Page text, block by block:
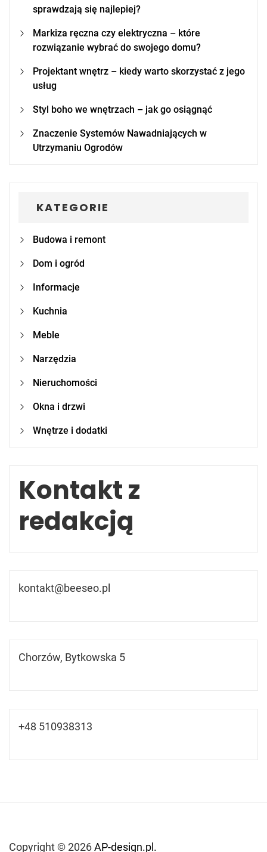
sprawdzają się najlepiej?
Markiza ręczna czy elektryczna – które
rozwiązanie wybrać do swojego domu?
Projektant wnętrz – kiedy warto skorzystać z jego
usług
Styl boho we wnętrzach – jak go osiągnąć
Znaczenie Systemów Nawadniających w
Utrzymaniu Ogrodów
KATEGORIE
Budowa i remont
Dom i ogród
Informacje
Kuchnia
Meble
Narzędzia
Nieruchomości
Okna i drzwi
Wnętrze i dodatki
Kontakt z
redakcją
kontakt@beeseo.pl
Chorzów, Bytkowska 5
+48 510938313
Copyright © 2026AP-design.pl.